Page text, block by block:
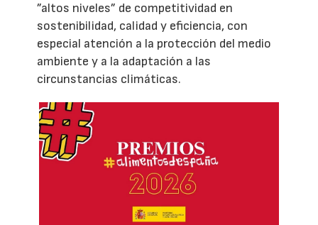
”altos niveles” de competitividad en
sostenibilidad, calidad y eficiencia, con
especial atención a la protección del medio
ambiente y a la adaptación a las
circunstancias climáticas.